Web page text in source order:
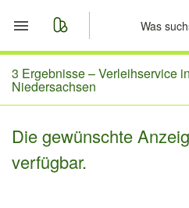
Start
Merkliste
Nachrichten
3 Ergebnisse –Verleihservice
Niedersachsen
Die gewünschte
verfügbar.